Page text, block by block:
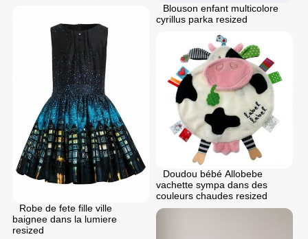
Blouson enfant multicolore
cyrillus parka resized
Robe de fete fille ville
baignee dans la lumiere
resized
Doudou bébé Allobebe
vachette sympa dans des
couleurs chaudes resized